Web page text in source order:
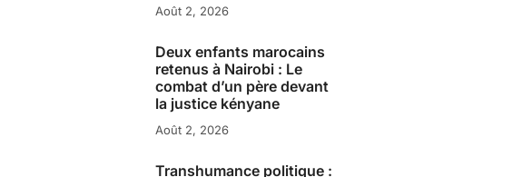
Août 2, 2026
Deux enfants marocains
retenus à Nairobi : Le
combat d’un père devant
la justice kényane
Août 2, 2026
Transhumance politique :